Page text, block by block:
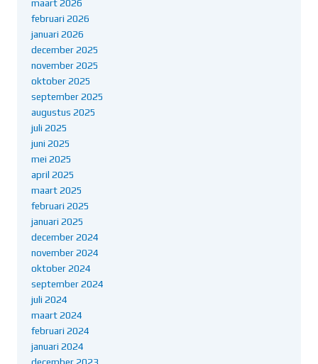
maart 2026
februari 2026
januari 2026
december 2025
november 2025
oktober 2025
september 2025
augustus 2025
juli 2025
juni 2025
mei 2025
april 2025
maart 2025
februari 2025
januari 2025
december 2024
november 2024
oktober 2024
september 2024
juli 2024
maart 2024
februari 2024
januari 2024